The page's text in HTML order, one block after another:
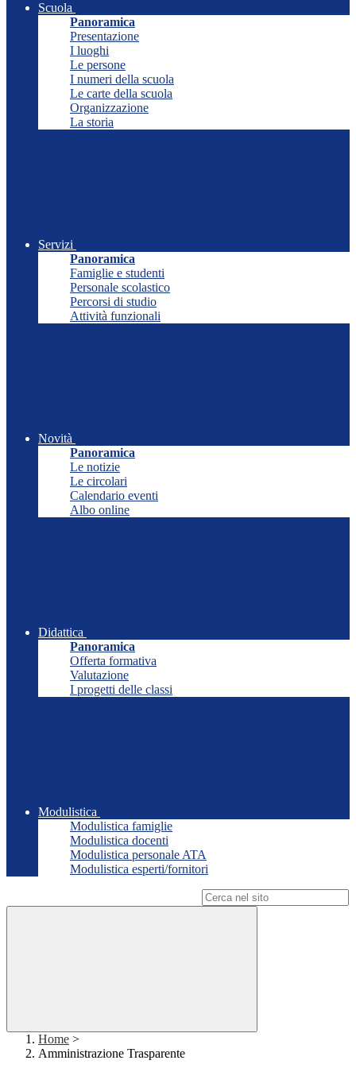
Scuola
Panoramica
Presentazione
I luoghi
Le persone
I numeri della scuola
Le carte della scuola
Organizzazione
La storia
Servizi
Panoramica
Famiglie e studenti
Personale scolastico
Percorsi di studio
Attività funzionali
Novità
Panoramica
Le notizie
Le circolari
Calendario eventi
Albo online
Didattica
Panoramica
Offerta formativa
Valutazione
I progetti delle classi
Modulistica
Modulistica famiglie
Modulistica docenti
Modulistica personale ATA
Modulistica esperti/fornitori
Home >
Amministrazione Trasparente